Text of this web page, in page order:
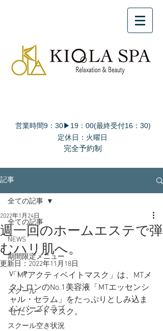
営業時間9：30▶19：00(最終受付16：30)
定休日：火曜日
完全予約制
記事
全ての記事
NEWS
期間限定メニュー
ＶＩＰ
スクール
メンバーズクラブ
スクール空き状況
全ての記事
週一回のホームエステで弾
むハリ肌へ。
2022年1月24日
更新日： 2022年11月18日
「MTアクティベイトマスク」は、MTメ
タトロンのNo.1美容液「MTエッセンシ
ャル・セラム」をたっぷりとしみ込ま
せたシートマスク。